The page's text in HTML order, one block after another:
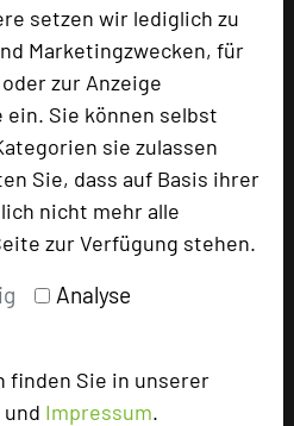
setzen wir lediglich zu
Marketingzwecken, für
zur Anzeige
Sie können selbst
sie zulassen
Sie, dass auf Basis ihrer
nicht mehr alle
zur Verfügung stehen.
Analyse
finden Sie in unserer
und Impressum.
wurden in den
diesem Portal aufgerufen.
haben die jeweiligen Hotels die
eingeräumt und sind dafür